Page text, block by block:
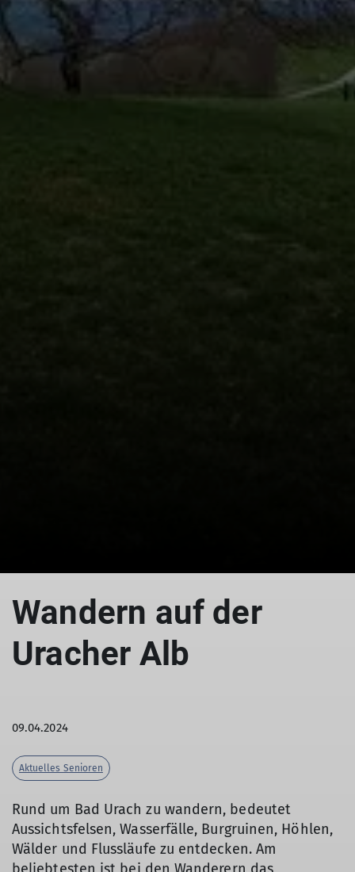
Wandern auf der
Uracher Alb
09.04.2024
Aktuelles Senioren
Rund um Bad Urach zu wandern, bedeutet
Aussichtsfelsen, Wasserfälle, Burgruinen, Höhlen,
Wälder und Flussläufe zu entdecken. Am
beliebtesten ist bei den Wanderern das
© DAV Augsburg Senioren